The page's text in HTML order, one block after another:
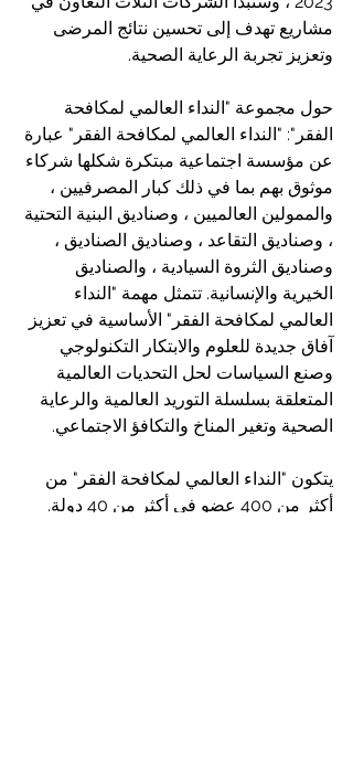
مشاريع تهدف إلى تحسين نتائج المرضى
وتعزيز تجربة الرعاية الصحية.
حول مجموعة "النداء العالمي لمكافحة
الفقر": "النداء العالمي لمكافحة الفقر" عبارة
عن مؤسسة اجتماعية مبتكرة شكلها شركاء
موثوق بهم بما في ذلك كبار المصرفيين ،
والممولين العالميين ، وصناديق البنية التحتية
، وصناديق التقاعد ، وصناديق الصناديق ،
وصناديق الثروة السيادية ، والصناديق
الخيرية والإنسانية. تتمثل مهمة "النداء
العالمي لمكافحة الفقر" الأساسية في تعزيز
آفاق جديدة للعلوم والابتكار التكنولوجي
وصنع السياسات لحل التحديات العالمية
المتعلقة بسلسلة التوريد العالمية والرعاية
الصحية وتغير المناخ والتكافؤ الاجتماعي.
يتكون "النداء العالمي لمكافحة الفقر" من
أكثر من 400 عضو في أكثر من 40 دولة.